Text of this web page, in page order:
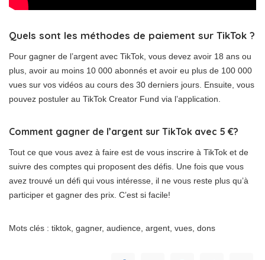
Quels sont les méthodes de paiement sur TikTok ?
Pour gagner de l’argent avec TikTok, vous devez avoir 18 ans ou
plus, avoir au moins 10 000 abonnés et avoir eu plus de 100 000
vues sur vos vidéos au cours des 30 derniers jours. Ensuite, vous
pouvez postuler au TikTok Creator Fund via l’application.
Comment gagner de l’argent sur TikTok avec 5 €?
Tout ce que vous avez à faire est de vous inscrire à TikTok et de
suivre des comptes qui proposent des défis. Une fois que vous
avez trouvé un défi qui vous intéresse, il ne vous reste plus qu’à
participer et gagner des prix. C’est si facile!
Mots clés : tiktok, gagner, audience, argent, vues, dons